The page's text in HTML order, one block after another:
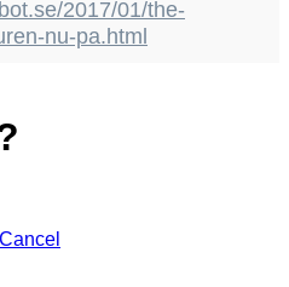
2017/01/the-
nu-pa.html
Cancel